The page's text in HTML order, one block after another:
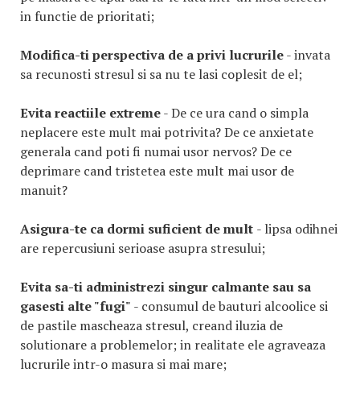
in functie de prioritati;
Modifica-ti perspectiva de a privi lucrurile- invata
sa recunosti stresul si sa nu te lasi coplesit de el;
Evita reactiile extreme- De ce ura cand o simpla
neplacere este mult mai potrivita? De ce anxietate
generala cand poti fi numai usor nervos? De ce
deprimare cand tristetea este mult mai usor de
manuit?
Asigura-te ca dormi suficient de mult - lipsa odihnei
are repercusiuni serioase asupra stresului;
Evita sa-ti administrezi singur calmante sau sa
gasesti alte "fugi" - consumul de bauturi alcoolice si
de pastile mascheaza stresul, creand iluzia de
solutionare a problemelor; in realitate ele agraveaza
lucrurile intr-o masura si mai mare;